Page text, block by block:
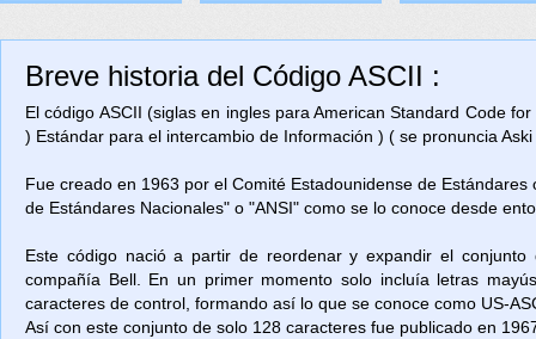
Breve historia del Código ASCII :
El código ASCII (siglas en ingles para American Standard Code
) Estándar para el intercambio de Información ) ( se pronuncia Aski
Fue creado en 1963 por el Comité Estadounidense de
de Estándares Nacionales" o "ANSI" como se lo conoce desde
Este código nació a partir de reordenar y expandir el
compañía Bell. En un primer momento solo incluía letras
caracteres de control, formando así lo que se conoce como US-
Así con este conjunto de solo 128 caracteres fue publicado en